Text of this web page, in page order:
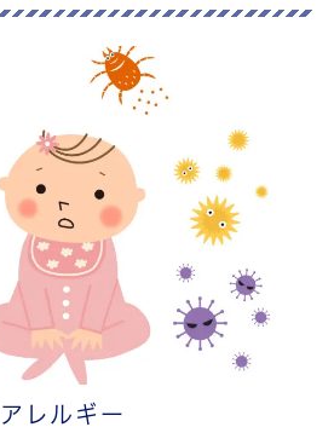
レルギー